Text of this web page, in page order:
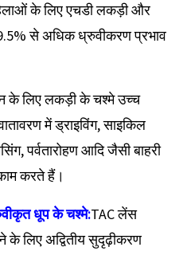
के लिए एचडी लकड़ी और
से अधिक ध्रुवीकरण प्रभाव
के लिए लकड़ी के चश्मे उच्च
में ड्राइविंग, साइकिल
पर्वतारोहण आदि जैसी बाहरी
करते हैं।
धूप के चश्मे:TAC लेंस
के लिए अद्वितीय सुदृढ़ीकरण